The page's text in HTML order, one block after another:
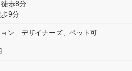
歩8分
歩9分
ン、デザイナーズ、ペット可